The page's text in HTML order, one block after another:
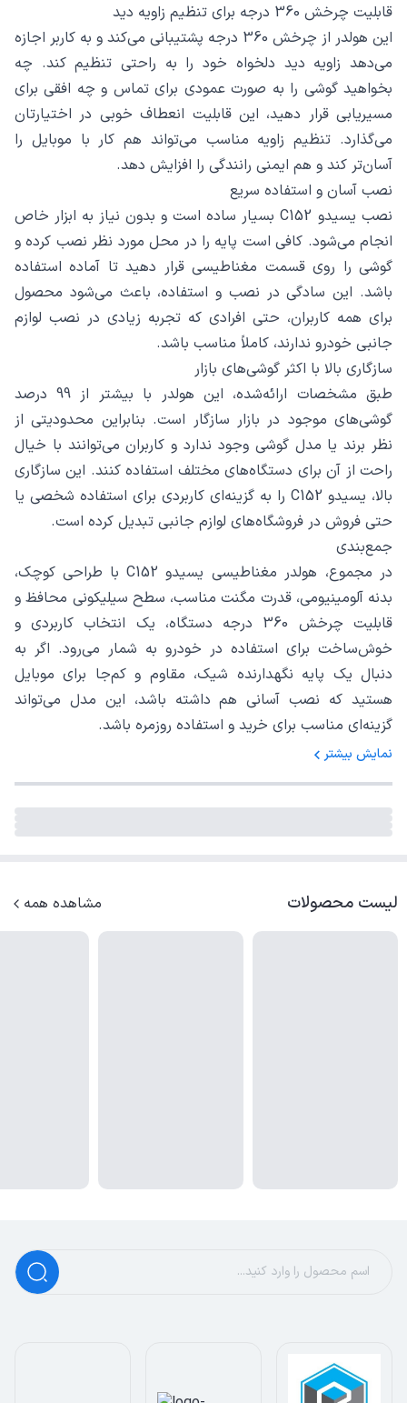
قابلیت چرخش 360 درجه برای تنظیم زاویه دید
این هولدر از چرخش 360 درجه پشتیبانی می‌کند و به کاربر اجازه
می‌دهد زاویه دید دلخواه خود را به راحتی تنظیم کند. چه
بخواهید گوشی را به صورت عمودی برای تماس و چه افقی برای
مسیریابی قرار دهید، این قابلیت انعطاف خوبی در اختیارتان
می‌گذارد. تنظیم زاویه مناسب می‌تواند هم کار با موبایل را
آسان‌تر کند و هم ایمنی رانندگی را افزایش دهد.
نصب آسان و استفاده سریع
نصب یسیدو C152 بسیار ساده است و بدون نیاز به ابزار خاص
انجام می‌شود. کافی است پایه را در محل مورد نظر نصب کرده و
گوشی را روی قسمت مغناطیسی قرار دهید تا آماده استفاده
باشد. این سادگی در نصب و استفاده، باعث می‌شود محصول
برای همه کاربران، حتی افرادی که تجربه زیادی در نصب لوازم
جانبی خودرو ندارند، کاملاً مناسب باشد.
سازگاری بالا با اکثر گوشی‌های بازار
طبق مشخصات ارائه‌شده، این هولدر با بیشتر از 99 درصد
گوشی‌های موجود در بازار سازگار است. بنابراین محدودیتی از
نظر برند یا مدل گوشی وجود ندارد و کاربران می‌توانند با خیال
راحت از آن برای دستگاه‌های مختلف استفاده کنند. این سازگاری
بالا، یسیدو C152 را به گزینه‌ای کاربردی برای استفاده شخصی یا
حتی فروش در فروشگاه‌های لوازم جانبی تبدیل کرده است.
جمع‌بندی
در مجموع، هولدر مغناطیسی یسیدو C152 با طراحی کوچک،
بدنه آلومینیومی، قدرت مگنت مناسب، سطح سیلیکونی محافظ و
قابلیت چرخش 360 درجه دستگاه، یک انتخاب کاربردی و
خوش‌ساخت برای استفاده در خودرو به شمار می‌رود. اگر به
دنبال یک پایه نگهدارنده شیک، مقاوم و کم‌جا برای موبایل
هستید که نصب آسانی هم داشته باشد، این مدل می‌تواند
گزینه‌ای مناسب برای خرید و استفاده روزمره باشد.
نمایش بیشتر
لیست محصولات مشاهده همه